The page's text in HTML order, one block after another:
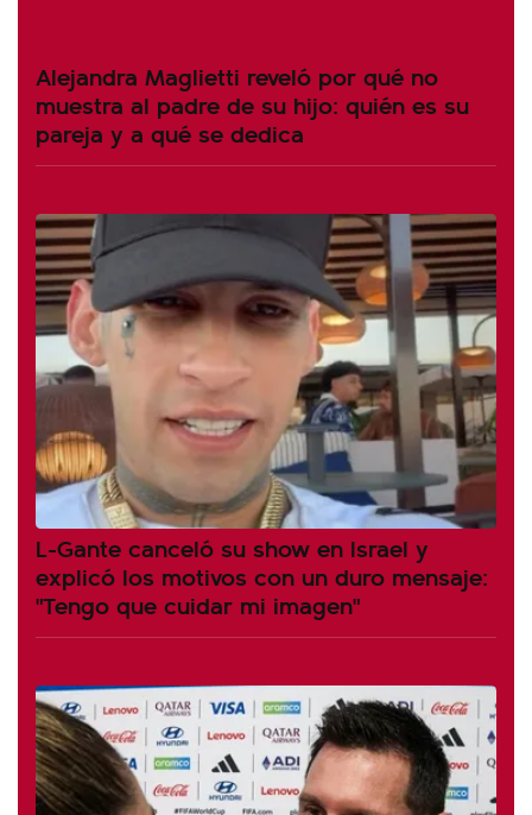
Alejandra Maglietti reveló por qué no
muestra al padre de su hijo: quién es su
pareja y a qué se dedica
L-Gante canceló su show en Israel y
explicó los motivos con un duro mensaje:
"Tengo que cuidar mi imagen"